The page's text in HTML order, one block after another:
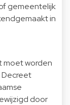
gemeentelijk
in
moet worden
door